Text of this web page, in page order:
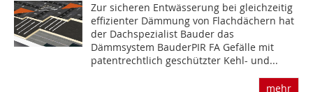
Zur sicheren Entwässerung bei gleichzeitig
effizienter Dämmung von Flachdächern hat
der Dachspezialist Bauder das
Dämmsystem BauderPIR FA Gefälle mit
patentrechtlich geschützter Kehl- und...
mehr